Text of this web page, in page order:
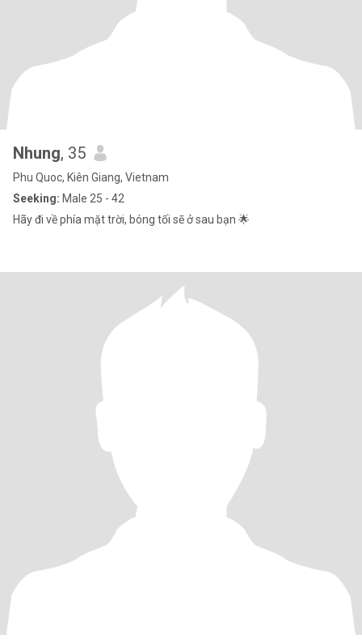
Nhung, 35
Phu Quoc, Kiên Giang, Vietnam
Seeking: Male 25 - 42
Hãy đi về phía mặt trời, bóng tối sẽ ở sau bạn 🌟